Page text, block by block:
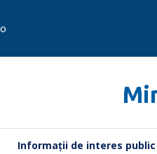
Informații de interes public